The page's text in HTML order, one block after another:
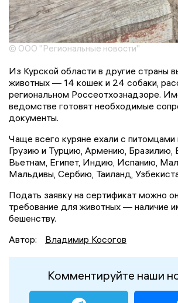
© ООО "Региональные новости"
Из Курской области в другие страны
животных — 14 кошек и 24 собаки,
региональном Россеотхознадзоре.
ведомстве готовят необходимые
документы.
Чаще всего куряне ехали с питомцами
Грузию и Турцию, Армению, Бразилию,
Вьетнам, Египет, Индию, Испанию,
Мальдивы, Сербию, Таиланд,
Подать заявку на сертификат можно
требование для животных — наличие
бешенству.
Автор:
Владимир Косогов
Комментируйте наши